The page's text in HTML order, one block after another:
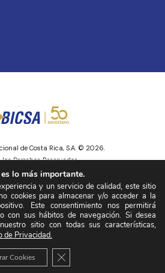
de Costa Rica, S.A. © 2026.
los Derechos Reservados.
por la Superintendencia de Mercado de
Valores
lo más importante.
y un servicio de calidad, este sitio
cookies para almacenar y/o acceder a la
Este consentimiento nos permitirá
con sus hábitos de navegación. Si desea
sitio con todas sus características,
de Privacidad.
Cookies Cerrar el banner de cookies